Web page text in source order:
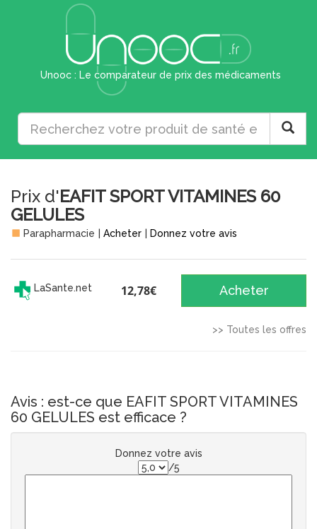
Unooc : Le comparateur de prix des médicaments
Prix d'EAFIT SPORT VITAMINES 60
GELULES
Parapharmacie Acheter Donnez votre avis
LaSante.net 12,78€ Acheter
>> Toutes les offres
Avis : est-ce que EAFIT SPORT VITAMINES
60 GELULES est efficace ?
Donnez votre avis
/5